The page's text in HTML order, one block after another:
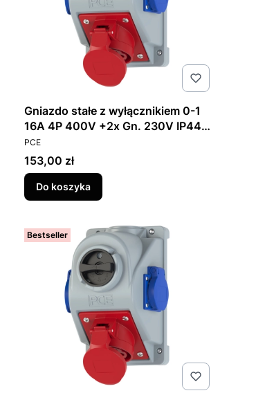
Gniazdo stałe z wyłącznikiem 0-1
16A 4P 400V +2x Gn. 230V IP44
COMBO-POL
PRODUCENT
PCE
Cena
153,00 zł
Do koszyka
Bestseller